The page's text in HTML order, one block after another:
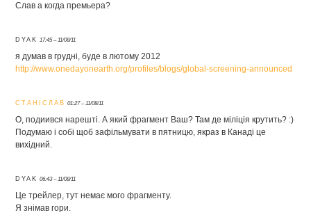
Слав а когда премьера?
DYAK 17:45 – 11/08/11
я думав в грудні, буде в лютому 2012
http://www.onedayonearth.org/profiles/blogs/global-screening-announced
СТАНІСЛАВ 01:27 – 11/08/11
О, подиився нарешті. А який фрагмент Ваш? Там де міліція крутить? :)
Подумаю і собі щоб зафільмувати в пятницю, якраз в Канаді це
вихідний.
DYAK 06:43 – 11/08/11
Це трейлер, тут немає мого фрагменту.
Я знімав гори.